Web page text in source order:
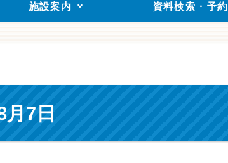
施設案内 資料検索・予約
7日